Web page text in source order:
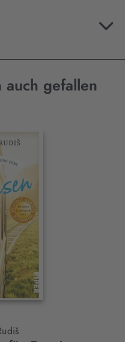
auch gefallen